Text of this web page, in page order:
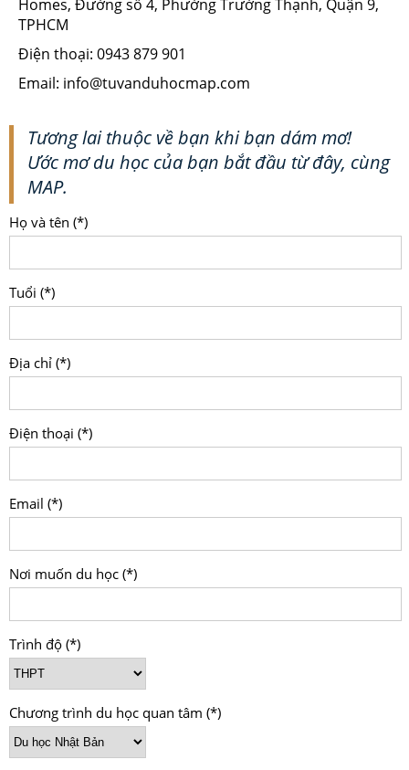
Homes, Đường số 4, Phường Trường Thạnh, Quận 9,
TPHCM
Điện thoại: 0943 879 901
Email: info@tuvanduhocmap.com
Tương lai thuộc về bạn khi bạn dám mơ!
Ước mơ du học của bạn bắt đầu từ đây, cùng
MAP.
Họ và tên (*)
Tuổi (*)
Địa chỉ (*)
Điện thoại (*)
Email (*)
Nơi muốn du học (*)
Trình độ (*)
Chương trình du học quan tâm (*)